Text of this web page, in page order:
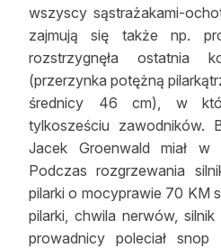
wszyscy sąstrażakami-
zajmują się także np.
rozstrzygnęła ostatnia
(przerzynka potężną
średnicy 46 cm), w
tylkosześciu zawodników.
Jacek Groenwald miał w
Podczas rozgrzewania
pilarki o mocyprawie 70 KM
pilarki, chwila nerwów,
prowadnicy poleciał snop